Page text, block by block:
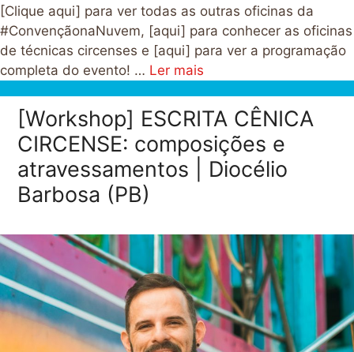
[Clique aqui] para ver todas as outras oficinas da
#ConvençãonaNuvem, [aqui] para conhecer as oficinas
de técnicas circenses e [aqui] para ver a programação
completa do evento! … Ler mais
[Workshop] ESCRITA CÊNICA
CIRCENSE: composições e
atravessamentos | Diocélio
Barbosa (PB)